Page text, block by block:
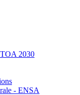
2030
- ENSA